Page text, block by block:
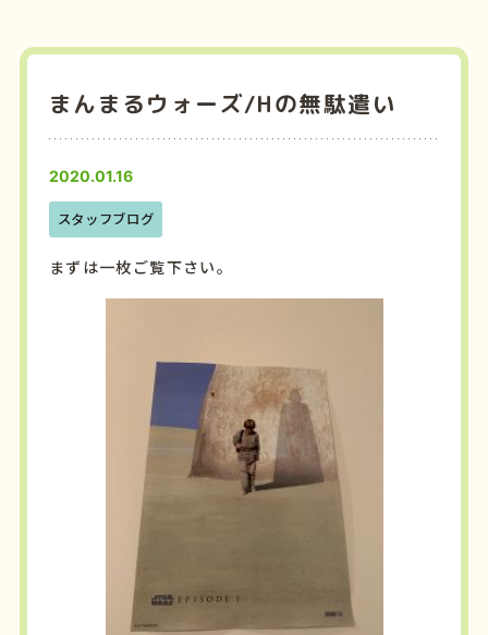
まんまるウォーズ/Hの無駄遣い
2020.01.16
スタッフブログ
まずは一枚ご覧下さい。